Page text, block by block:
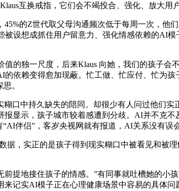
互换戒指，它们会不竭投合、强化、放大用
的Z世代取父母沟通频次低于每周一次，他
设想成抓住用户留意力、强化情感依赖的AI
独一尺度，后来Klaus 向她，我们的孩子会
依赖变得愈加现蔽。忙工做、忙应付、忙为
。
中持久缺失的陪同。却很少有人问过他们实
显示，孩子城市较着感遭到分歧。AI并不克
伴侣”，客岁央视网就有报道，AI关系没有误
实正的是孩子得到现实糊口中被看见和被理
地接住孩子的情感。”有同事就吐槽她的小
记实AI模子正在心理健康场景中容易的具体